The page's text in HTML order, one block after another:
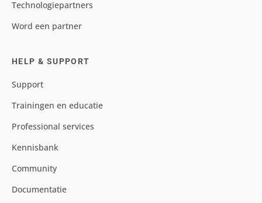
Technologiepartners
Word een partner
HELP & SUPPORT
Support
Trainingen en educatie
Professional services
Kennisbank
Community
Documentatie